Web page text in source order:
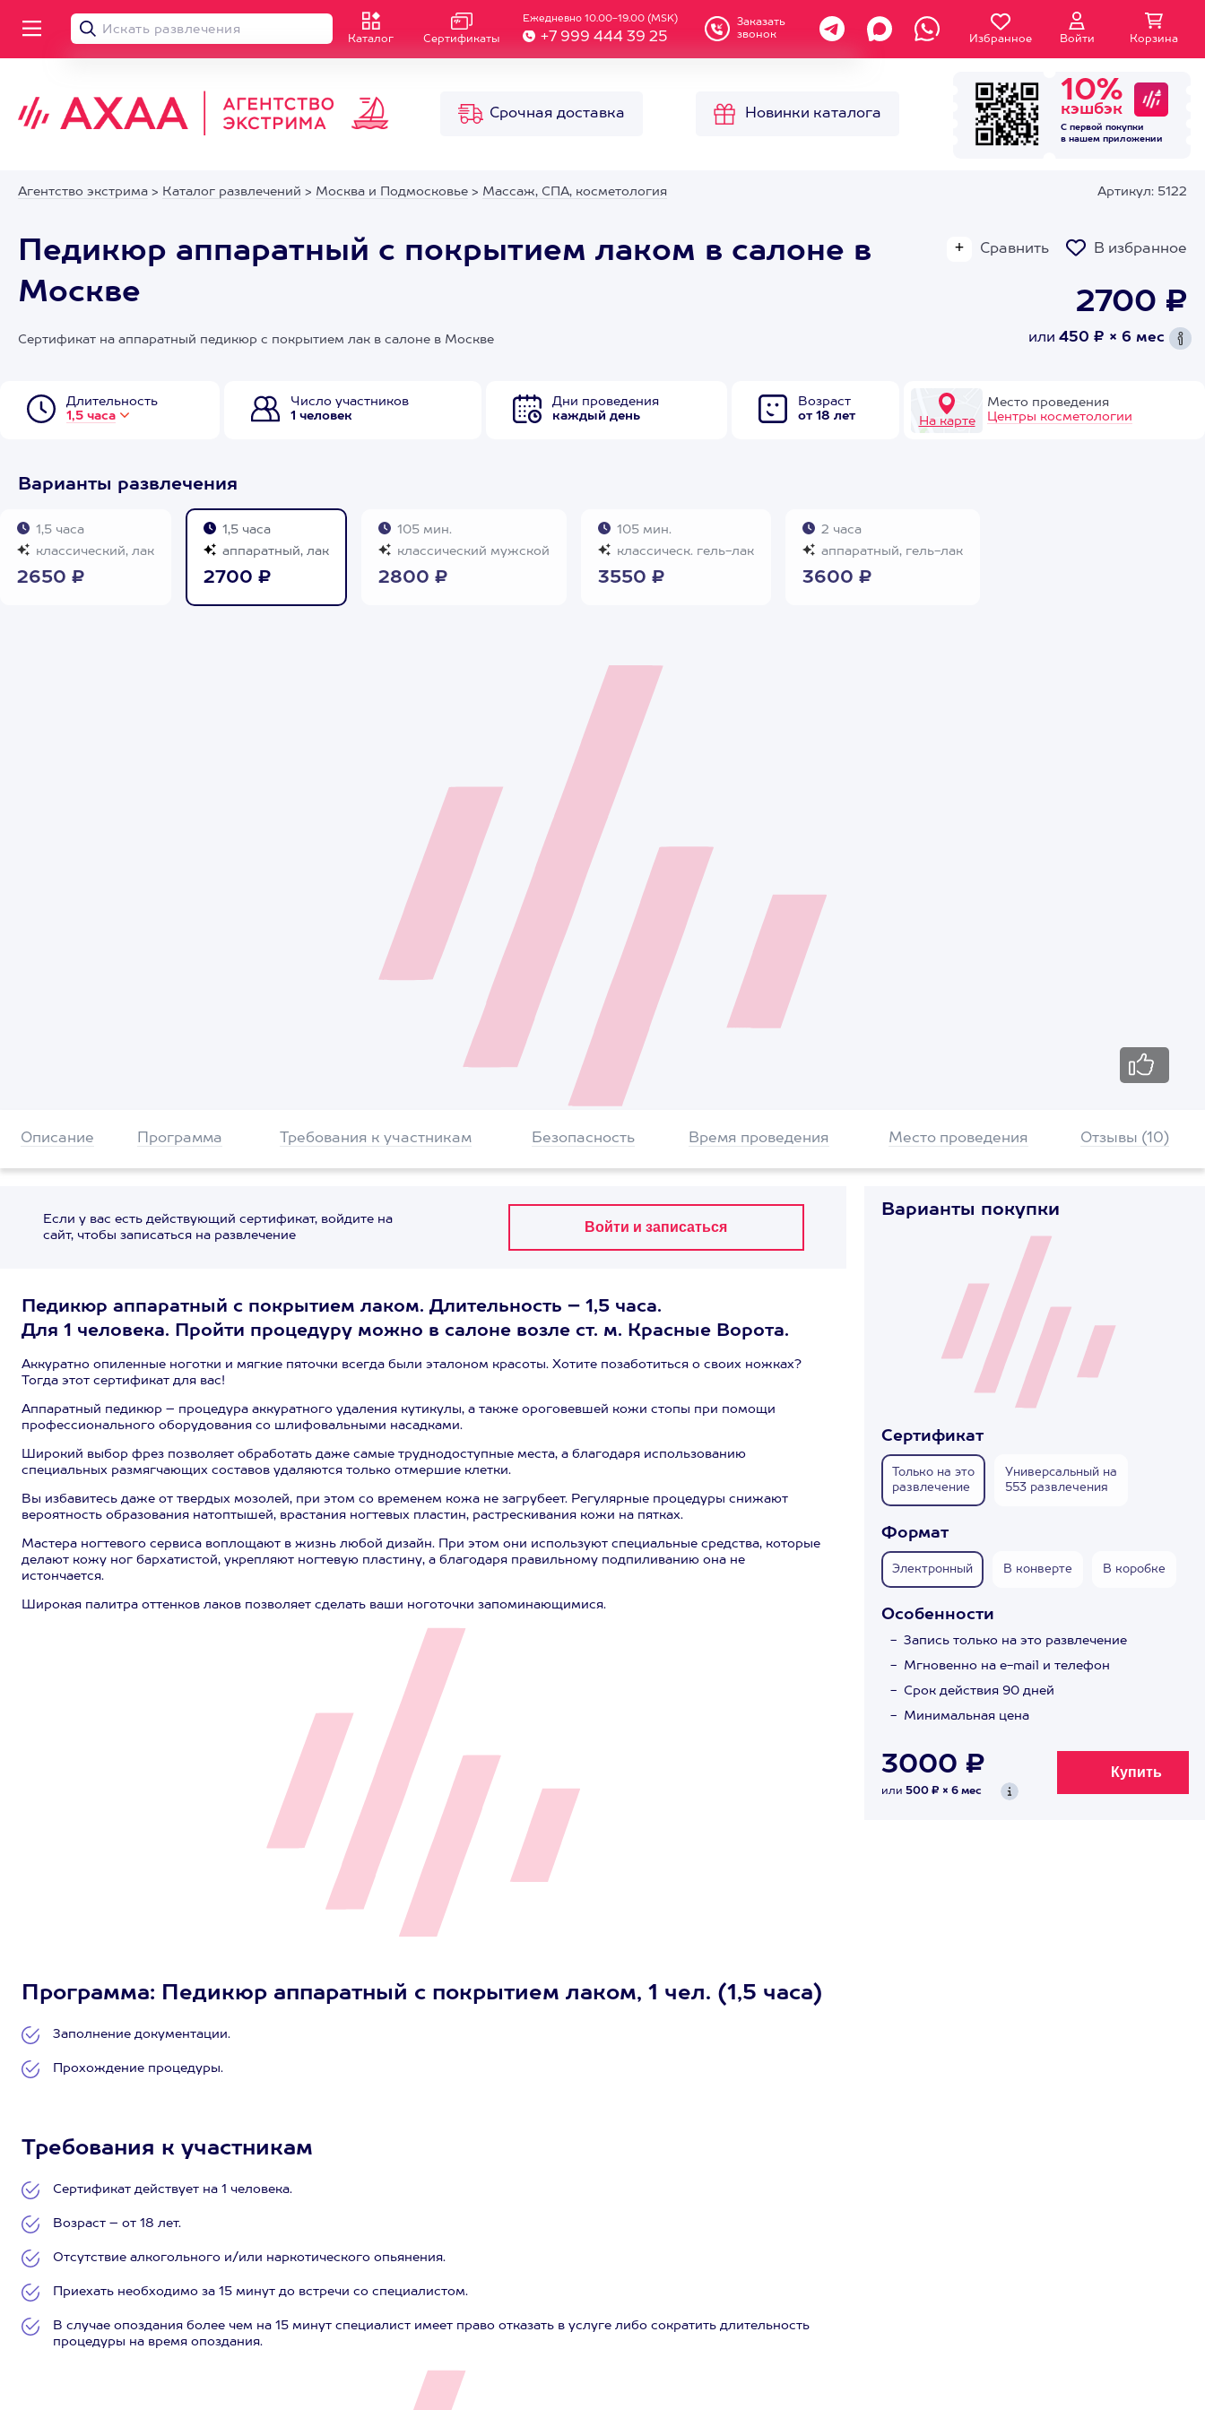
Каталог Сертификаты
Ежедневно 10.00-19.00 (MSK)
+7 999 444 39 25
Заказать
звонок
Избранное Войти Корзина
Срочная доставка Новинки каталога
10%
кэшбэк
С первой покупки
в нашем приложении
Агентство экстрима > Каталог развлечений > Москва и Подмосковье > Массаж, СПА, косметология Артикул: 5122
Педикюр аппаратный с покрытием лаком в салоне в
Москве
Сравнить В избранное
2700 ₽
или 450 ₽ × 6 мес
Сертификат на аппаратный педикюр с покрытием лак в салоне в Москве
Длительность
1,5 часа
Число участников
1 человек
Дни проведения
каждый день
Возраст
от 18 лет
На карте
Место проведения
Центры косметологии
Варианты развлечения
1,5 часа
классический, лак
2650 ₽
1,5 часа
аппаратный, лак
2700 ₽
105 мин.
классический мужской
2800 ₽
105 мин.
классическ. гель-лак
3550 ₽
2 часа
аппаратный, гель-лак
3600 ₽
Описание Программа Требования к участникам Безопасность Время проведения Место проведения Отзывы (10)
Если у вас есть действующий сертификат, войдите на
сайт, чтобы записаться на развлечение
Педикюр аппаратный с покрытием лаком. Длительность – 1,5 часа.
Для 1 человека. Пройти процедуру можно в салоне возле ст. м. Красные Ворота.
Аккуратно опиленные ноготки и мягкие пяточки всегда были эталоном красоты. Хотите позаботиться о своих ножках?
Тогда этот сертификат для вас!
Аппаратный педикюр – процедура аккуратного удаления кутикулы, а также ороговевшей кожи стопы при помощи
профессионального оборудования со шлифовальными насадками.
Широкий выбор фрез позволяет обработать даже самые труднодоступные места, а благодаря использованию
специальных размягчающих составов удаляются только отмершие клетки.
Вы избавитесь даже от твердых мозолей, при этом со временем кожа не загрубеет. Регулярные процедуры снижают
вероятность образования натоптышей, врастания ногтевых пластин, растрескивания кожи на пятках.
Мастера ногтевого сервиса воплощают в жизнь любой дизайн. При этом они используют специальные средства, которые
делают кожу ног бархатистой, укрепляют ногтевую пластину, а благодаря правильному подпиливанию она не
истончается.
Широкая палитра оттенков лаков позволяет сделать ваши ноготочки запоминающимися.
Программа: Педикюр аппаратный с покрытием лаком, 1 чел. (1,5 часа)
Заполнение документации.
Прохождение процедуры.
Требования к участникам
Сертификат действует на 1 человека.
Возраст – от 18 лет.
Отсутствие алкогольного и/или наркотического опьянения.
Приехать необходимо за 15 минут до встречи со специалистом.
В случае опоздания более чем на 15 минут специалист имеет право отказать в услуге либо сократить длительность
процедуры на время опоздания.
Варианты покупки
Сертификат
Только на это
развлечение
Универсальный на
553 развлечения
Формат
Электронный В конверте В коробке
Особенности
Запись только на это развлечение
Мгновенно на e-mail и телефон
Срок действия 90 дней
Минимальная цена
3000 ₽
или 500 ₽ × 6 мес